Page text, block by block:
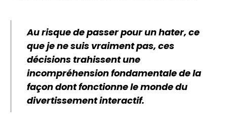
Au risque de passer pour un hater, ce
que je ne suis vraiment pas, ces
décisions trahissent une
incompréhension fondamentale de la
façon dont fonctionne le monde du
divertissement interactif.